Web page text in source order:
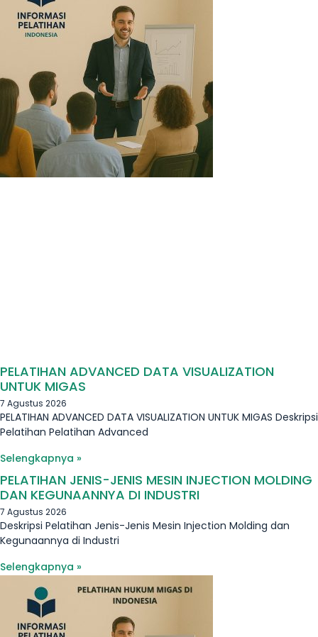
PELATIHAN ADVANCED DATA VISUALIZATION
UNTUK MIGAS
7 Agustus 2026
PELATIHAN ADVANCED DATA VISUALIZATION UNTUK MIGAS Deskripsi
Pelatihan Pelatihan Advanced
Selengkapnya »
PELATIHAN JENIS-JENIS MESIN INJECTION MOLDING
DAN KEGUNAANNYA DI INDUSTRI
7 Agustus 2026
Deskripsi Pelatihan Jenis-Jenis Mesin Injection Molding dan
Kegunaannya di Industri
Selengkapnya »